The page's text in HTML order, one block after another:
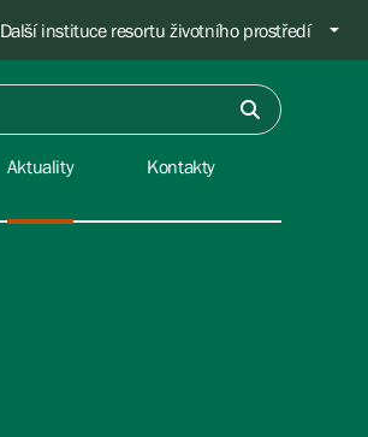
Další instituce resortu životního prostředí
Aktuality Kontakty